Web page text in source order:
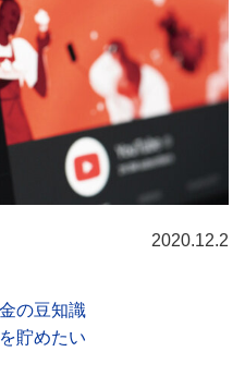
2020.12.2
の豆知識
貯めたい